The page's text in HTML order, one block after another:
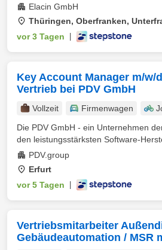
Elacin GmbH
Thüringen, Oberfranken,
vor 3 Tagen
Key Account Manager m/w/
Vertrieb bei PDV GmbH
Vollzeit Firmenwagen
Die PDV GmbH - ein Unternehmen
den leistungsstärksten Software-
PDV.group
Erfurt
vor 5 Tagen
Vertriebsmitarbeiter
Gebäudeautomation / MSR